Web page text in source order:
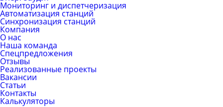
Мониторинг и диспетчеризация
Автоматизация станций
Синхронизация станций
Компания
О нас
Наша команда
Спецпредложения
Отзывы
Реализованные проекты
Вакансии
Статьи
Контакты
Калькуляторы